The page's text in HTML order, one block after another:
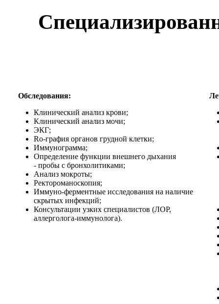
Обследования:
Клинический анализ крови;
Клинический анализ мочи;
ЭКГ;
Rо-графия органов грудной клетки;
Иммунограмма;
Определение функции внешнего дыхания
- пробы с бронхолитиками;
Анализ мокроты;
Ректороманоскопия;
Иммуно-ферментные исследования на наличие
скрытых инфекций;
Консультации узких специалистов (ЛОР,
аллерголога-иммунолога).